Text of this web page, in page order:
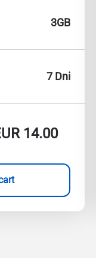
3GB
7 Dni
14.00